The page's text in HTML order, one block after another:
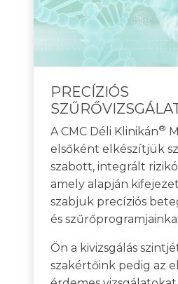
PRECÍZIÓS
A CMC Déli Klinikán®
elsőként elkészítjük
szabott, integrált
amely alapján
szabjuk precíziós
és
Ön a kivizsgálás
szakértőink pedig az